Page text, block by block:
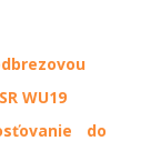
WU19
do